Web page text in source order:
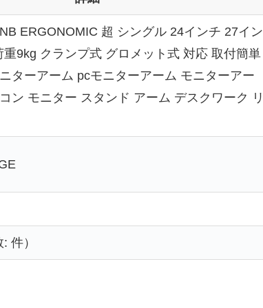
ERGONOMIC 超 シングル 24インチ 27イン
重9kg クランプ式 グロメット式 対応 取付簡単
ターアーム pcモニターアーム モニターアー
ン モニター スタンド アーム デスクワーク リ
件）